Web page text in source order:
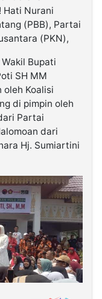
Hati Nurani
(PBB), Partai
(PKN),
Bupati
SH MM
Koalisi
di pimpin oleh
Partai
dari
Hj. Sumiartini